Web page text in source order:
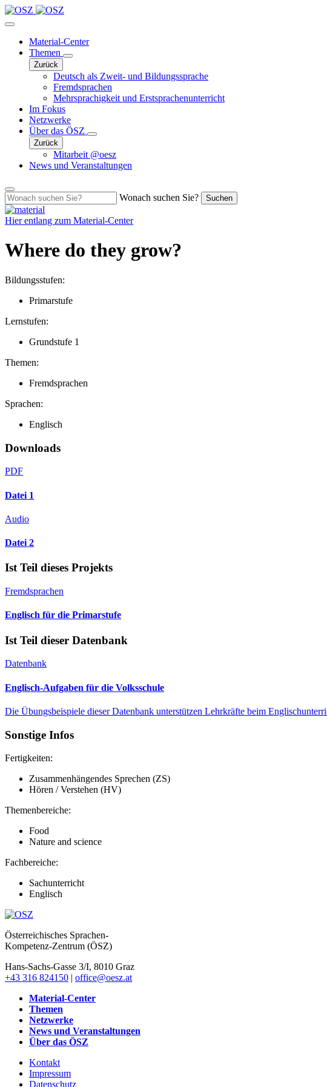
Material-Center
Themen
Zurück
Deutsch als Zweit- und Bildungssprache
Fremdsprachen
Mehrsprachigkeit und Erstsprachenunterricht
Im Fokus
Netzwerke
Über das ÖSZ
Zurück
Mitarbeit @oesz
News und Veranstaltungen
Wonach suchen Sie? Suchen
Hier entlang zum Material-Center
Where do they grow?
Bildungsstufen:
Primarstufe
Lernstufen:
Grundstufe 1
Themen:
Fremdsprachen
Sprachen:
Englisch
Downloads
PDF
Datei 1
Audio
Datei 2
Ist Teil dieses Projekts
Fremdsprachen
Englisch für die Primarstufe
Ist Teil dieser Datenbank
Datenbank
Englisch-Aufgaben für die Volksschule
Die Übungsbeispiele dieser Datenbank unterstützen Lehrkräfte beim
Sonstige Infos
Fertigkeiten:
Zusammenhängendes Sprechen (ZS)
Hören / Verstehen (HV)
Themenbereiche:
Food
Nature and science
Fachbereiche:
Sachunterricht
Englisch
Österreichisches Sprachen-
Kompetenz-Zentrum (ÖSZ)
Hans-Sachs-Gasse 3/I, 8010 Graz
+43 316 824150 | office@oesz.at
Material-Center
Themen
Netzwerke
News und Veranstaltungen
Über das ÖSZ
Kontakt
Impressum
Datenschutz